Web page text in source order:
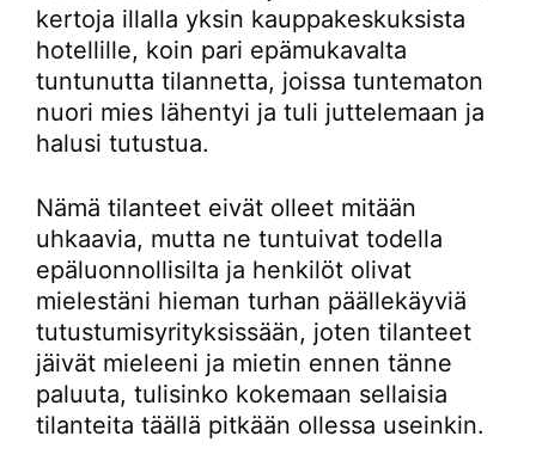
kertoja illalla yksin kauppakeskuksista
hotellille, koin pari epämukavalta
tuntunutta tilannetta, joissa tuntematon
nuori mies lähentyi ja tuli juttelemaan ja
halusi tutustua.
Nämä tilanteet eivät olleet mitään
uhkaavia, mutta ne tuntuivat todella
epäluonnollisilta ja henkilöt olivat
mielestäni hieman turhan päällekäyviä
tutustumisyrityksissään, joten tilanteet
jäivät mieleeni ja mietin ennen tänne
paluuta, tulisinko kokemaan sellaisia
tilanteita täällä pitkään ollessa useinkin.